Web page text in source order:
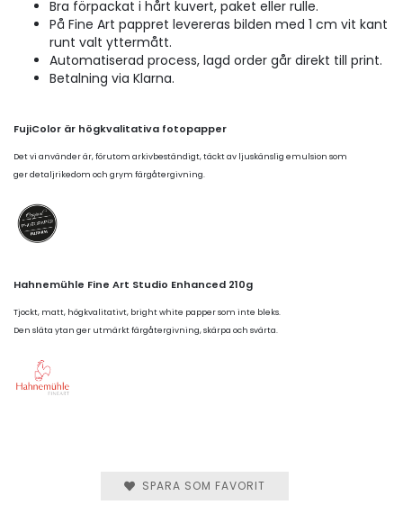
Bra förpackat i hårt kuvert, paket eller rulle.
På Fine Art pappret levereras bilden med 1 cm vit kant
runt valt yttermått.
Automatiserad process, lagd order går direkt till print.
Betalning via Klarna.
FujiColor är högkvalitativa fotopapper
Det vi använder är, förutom arkivbeständigt, täckt av ljuskänslig emulsion som
ger detaljrikedom och grym färgåtergivning.
Hahnemühle Fine Art Studio Enhanced 210g
Tjockt, matt, högkvalitativt, bright white papper som inte bleks.
Den släta ytan ger utmärkt färgåtergivning, skärpa och svärta.
SPARA SOM FAVORIT